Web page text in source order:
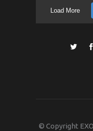
Load More
© Copyright